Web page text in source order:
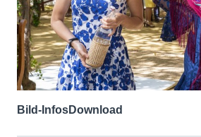
Bild-InfosDownload